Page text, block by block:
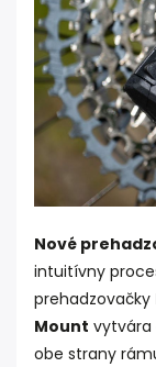
Nové
intuitívny
prehadzovačky
Mount vytvára
obe strany